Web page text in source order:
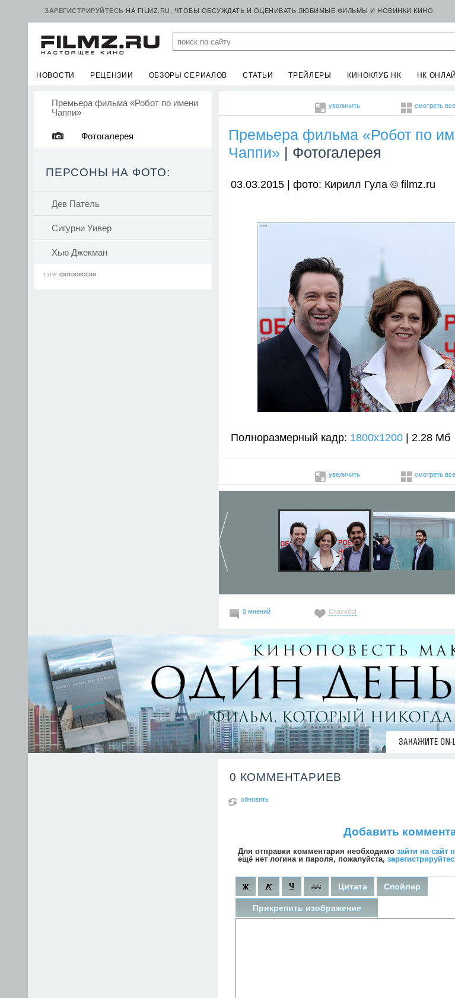
ЗАРЕГИСТРИРУЙТЕСЬ НА FILMZ.RU, ЧТОБЫ ОБСУЖДАТЬ И ОЦЕНИВАТЬ ЛЮБИМЫЕ ФИЛЬМЫ И НОВИНКИ КИНО
НОВОСТИ РЕЦЕНЗИИ ОБЗОРЫ СЕРИАЛОВ СТАТЬИ ТРЕЙЛЕРЫ КИНОКЛУБ НК НК
Премьера фильма «Робот по имени
Чаппи»
Фотогалерея
ПЕРСОНЫ НА ФОТО:
Дев Патель
Сигурни Уивер
Хью Джекман
тэги: фотосессия
увеличить смотреть все
Премьера фильма «Робот по
Чаппи» | Фотогалерея
03.03.2015 | фото: Кирилл Гула © filmz.ru
Полноразмерный кадр: 1800x1200 | 2.28 Мб
увеличить смотреть все
0 мнений Спасибо!
0 КОММЕНТАРИЕВ
обновить
Добавить
Для отправки комментария необходимо зайти на сайт
ещё нет логина и пароля, пожалуйста,
Цитата Спойлер
Прикрепить изображение